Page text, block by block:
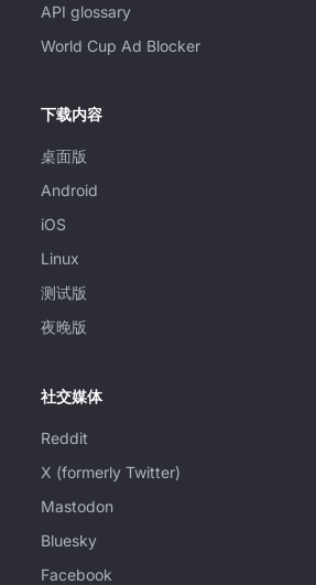
API glossary
World Cup Ad Blocker
下载内容
桌面版
Android
iOS
Linux
测试版
夜晚版
社交媒体
Reddit
X (formerly Twitter)
Mastodon
Bluesky
Facebook